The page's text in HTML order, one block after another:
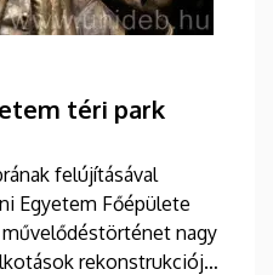
téri park
felújításával
Egyetem Főépülete
nagy
rekonstrukciója.